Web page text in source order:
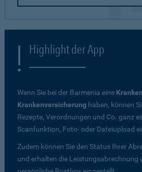
Highlight der App
Wenn Sie bei der Barmenia eine
Krankenversicherung haben, können
Rezepte, Verordnungen und Co. ganz
Scanfunktion, Foto- oder Dateiupload
Zudem können Sie den Status Ihrer
und erhalten die Leistungsabrechnung